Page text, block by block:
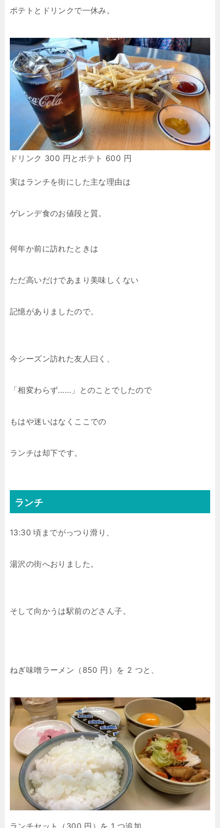
ポテトとドリンクで一休み。
ドリンク 300 円とポテト 600 円
実はランチを街にした主な理由は
ゲレンデ食のお値段と質。
何年か前に訪れたときは
ただ高いだけであまり美味しくない
記憶がありましたので。
今シーズン訪れた友人曰く、
「相変わらず……」とのことでしたので
もはや迷いはなくここでの
ランチは却下です。
ランチ
13:30 頃までがっつり滑り、
湯沢の街へおりました。
そして向かうは駅前のどさん子。
ねぎ味噌ラーメン（850 円）を 2 つと、
ランチセット（300 円）を 1 つ追加。